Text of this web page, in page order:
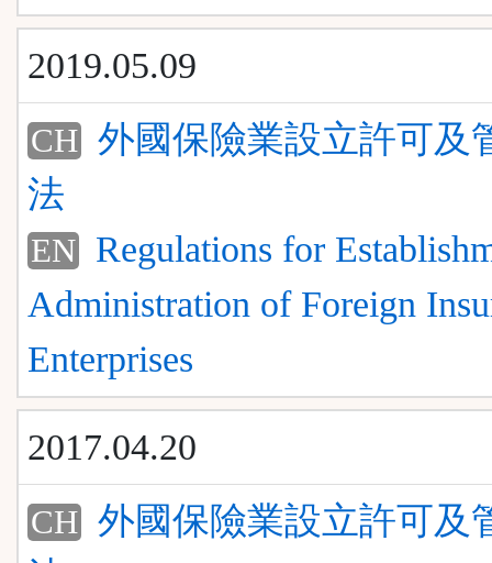
2019.05.09
CH 外國保險業設立許可及
法
EN Regulations for
Administration of Foreign
Enterprises
2017.04.20
CH 外國保險業設立許可及